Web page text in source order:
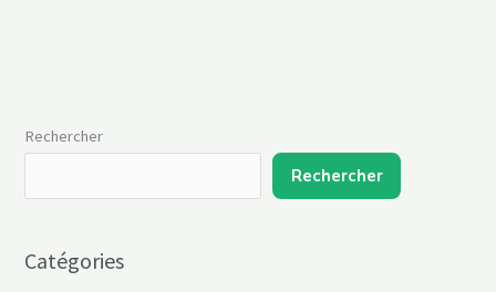
Rechercher
Rechercher
Catégories